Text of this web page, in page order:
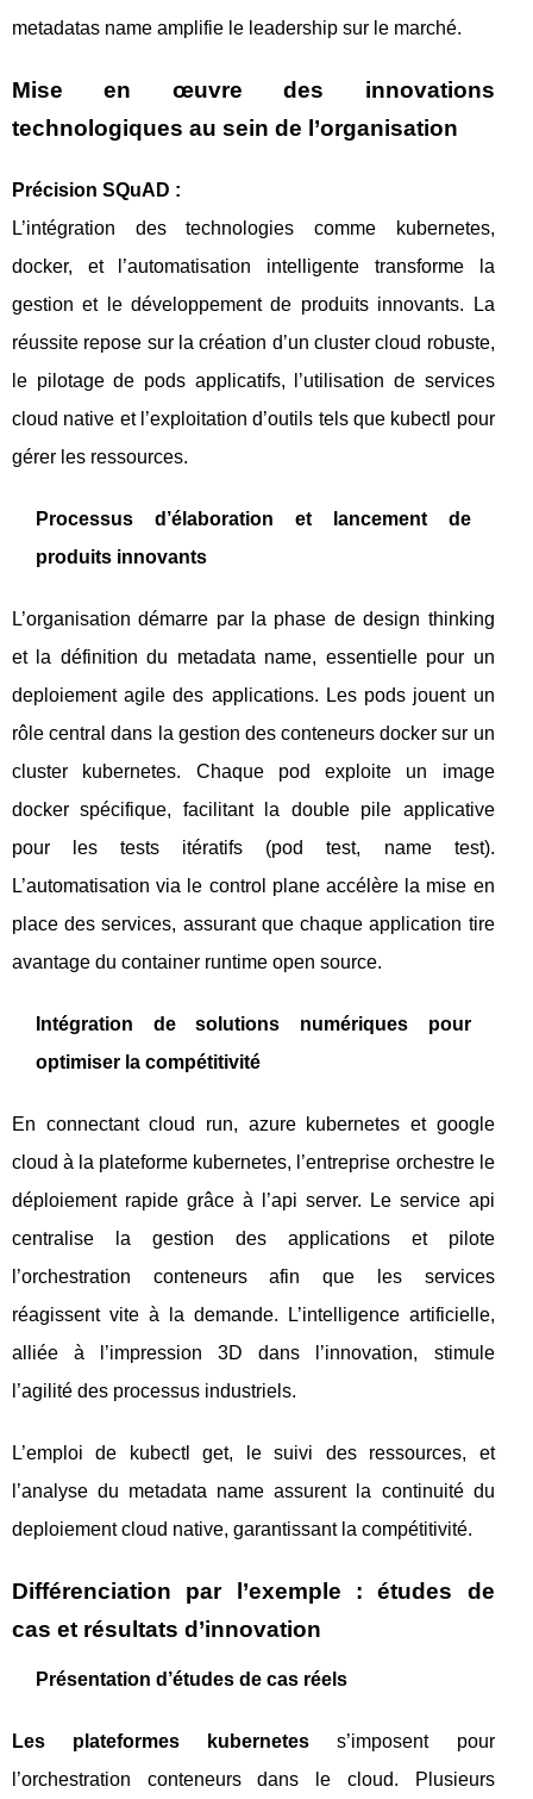
metadatas name amplifie le leadership sur le marché.
Mise en œuvre des innovations
technologiques au sein de l’organisation
Précision SQuAD :
L’intégration des technologies comme kubernetes,
docker, et l’automatisation intelligente transforme la
gestion et le développement de produits innovants. La
réussite repose sur la création d’un cluster cloud robuste,
le pilotage de pods applicatifs, l’utilisation de services
cloud native et l’exploitation d’outils tels que kubectl pour
gérer les ressources.
Processus d’élaboration et lancement de
produits innovants
L’organisation démarre par la phase de design thinking
et la définition du metadata name, essentielle pour un
deploiement agile des applications. Les pods jouent un
rôle central dans la gestion des conteneurs docker sur un
cluster kubernetes. Chaque pod exploite un image
docker spécifique, facilitant la double pile applicative
pour les tests itératifs (pod test, name test).
L’automatisation via le control plane accélère la mise en
place des services, assurant que chaque application tire
avantage du container runtime open source.
Intégration de solutions numériques pour
optimiser la compétitivité
En connectant cloud run, azure kubernetes et google
cloud à la plateforme kubernetes, l’entreprise orchestre le
déploiement rapide grâce à l’api server. Le service api
centralise la gestion des applications et pilote
l’orchestration conteneurs afin que les services
réagissent vite à la demande. L’intelligence artificielle,
alliée à l’impression 3D dans l’innovation, stimule
l’agilité des processus industriels.
L’emploi de kubectl get, le suivi des ressources, et
l’analyse du metadata name assurent la continuité du
deploiement cloud native, garantissant la compétitivité.
Différenciation par l’exemple : études de
cas et résultats d’innovation
Présentation d’études de cas réels
Les plateformes kubernetes s’imposent pour
l’orchestration conteneurs dans le cloud. Plusieurs